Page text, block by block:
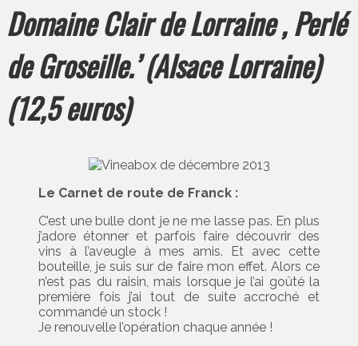
Domaine Clair de Lorraine , Perlé
de Groseille.’ (Alsace Lorraine)
(12,5 euros)
Le Carnet de route de Franck :
C’est une bulle dont je ne me lasse pas. En plus
j’adore étonner et parfois faire découvrir des
vins à l’aveugle à mes amis. Et avec cette
bouteille, je suis sur de faire mon effet. Alors ce
n’est pas du raisin, mais lorsque je l’ai goûté la
première fois j’ai tout de suite accroché et
commandé un stock !
Je renouvelle l’opération chaque année !